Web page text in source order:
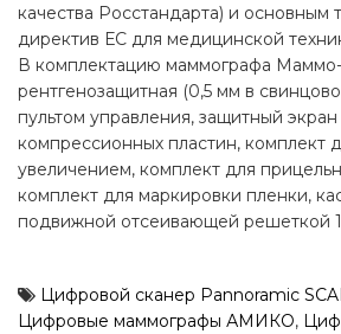
качества Росстандарта) и основным
директив ЕС для медицинской
В комплектацию маммографа
рентгенозащитная (0,5 мм в
пультом управления, защитный
компрессионных пластин, комплект
увеличением, комплект для
комплект для маркировки пленки,
подвижной отсеивающей решеткой
Цифровой сканер Pannoramic
Цифровые маммографы АМИКО,